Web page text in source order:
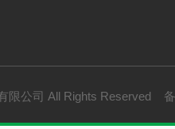
限公司 All Rights Reserved